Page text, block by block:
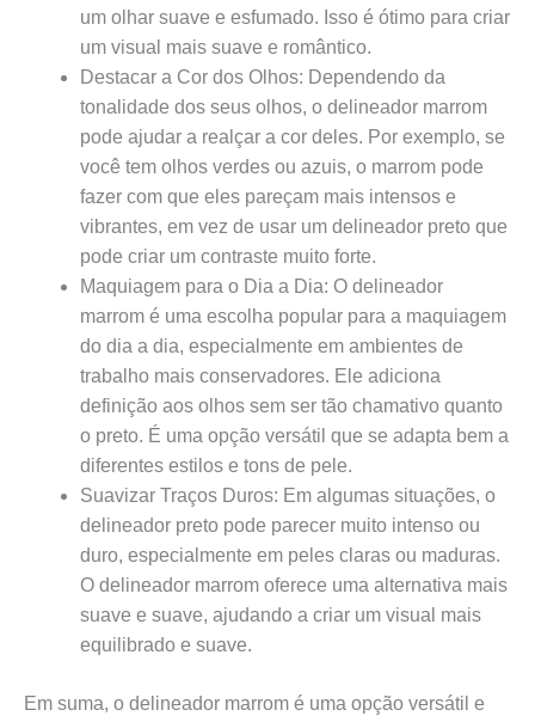
um olhar suave e esfumado. Isso é ótimo para criar
um visual mais suave e romântico.
Destacar a Cor dos Olhos: Dependendo da
tonalidade dos seus olhos, o delineador marrom
pode ajudar a realçar a cor deles. Por exemplo, se
você tem olhos verdes ou azuis, o marrom pode
fazer com que eles pareçam mais intensos e
vibrantes, em vez de usar um delineador preto que
pode criar um contraste muito forte.
Maquiagem para o Dia a Dia: O delineador
marrom é uma escolha popular para a maquiagem
do dia a dia, especialmente em ambientes de
trabalho mais conservadores. Ele adiciona
definição aos olhos sem ser tão chamativo quanto
o preto. É uma opção versátil que se adapta bem a
diferentes estilos e tons de pele.
Suavizar Traços Duros: Em algumas situações, o
delineador preto pode parecer muito intenso ou
duro, especialmente em peles claras ou maduras.
O delineador marrom oferece uma alternativa mais
suave e suave, ajudando a criar um visual mais
equilibrado e suave.
Em suma, o delineador marrom é uma opção versátil e